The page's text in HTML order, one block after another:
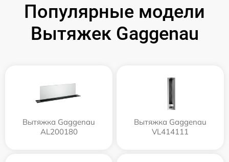
Популярные модели
Вытяжек Gaggenau
Вытяжка Gaggenau
AL200180
Вытяжка Gaggenau
VL414111